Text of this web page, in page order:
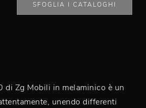
SFOGLIA I CATALOGHI
di Zg Mobili in melaminico è un
unendo differenti